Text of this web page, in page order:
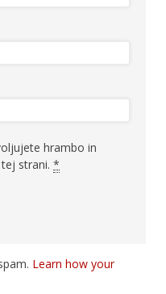
hrambo in
strani. *
Learn how your